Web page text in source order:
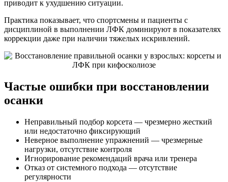
приводит к ухудшению ситуации.
Практика показывает, что спортсмены и пациенты с
дисциплиной в выполнении ЛФК доминируют в показателях
коррекции даже при наличии тяжелых искривлений.
Частые ошибки при восстановлении
осанки
Неправильный подбор корсета — чрезмерно жесткий
или недостаточно фиксирующий
Неверное выполнение упражнений — чрезмерные
нагрузки, отсутствие контроля
Игнорирование рекомендаций врача или тренера
Отказ от системного подхода — отсутствие
регулярности